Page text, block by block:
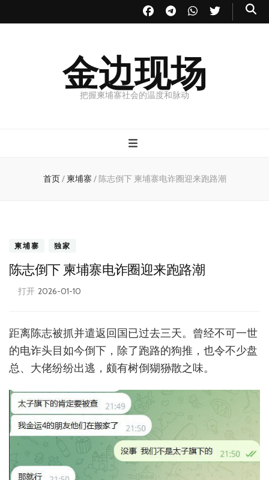
金边现场
把握柬埔寨社会的温度和脉动
首页/ 柬埔寨 / 陈志倒下 柬埔寨电诈圈迎来跑路潮
柬埔寨 独家
陈志倒下 柬埔寨电诈圈迎来跑路潮
打开 2026-01-10
距离陈志被抓并遣返回国已过去三天。曾经不可一世
的电诈头目如今倒下，除了跑路的狗推，也令不少盘
总、大佬纷纷出逃，颇有树倒猢狲散之味。